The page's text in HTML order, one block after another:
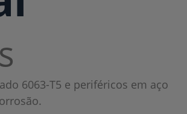
6063-T5 e periféricos em aço